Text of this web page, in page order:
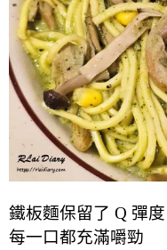
鐵板麵保留了 Q 彈度
每一口都充滿嚼勁